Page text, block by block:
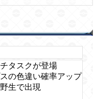
タスクが登場
の色違い確率アップ
生で出現